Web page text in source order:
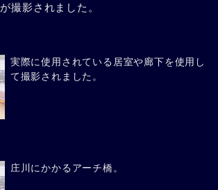
撮影されました。
実際に使用されている居室や廊下を使用し
て撮影されました。
庄川にかかるアーチ橋。